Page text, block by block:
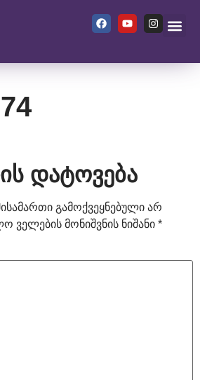
დატოვება
გამოქვეყნებული არ
ველების მონიშვნის ნიშანი *